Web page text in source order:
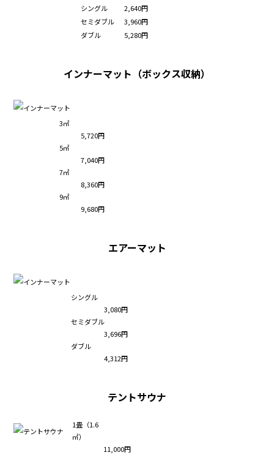
シングル
2,640円
セミダブル
3,960円
ダブル
5,280円
インナーマット（ボックス収納）
3㎡
5,720円
5㎡
7,040円
7㎡
8,360円
9㎡
9,680円
エアーマット
シングル
3,080円
セミダブル
3,696円
ダブル
4,312円
テントサウナ
1畳（1.6
㎡）
11,000円